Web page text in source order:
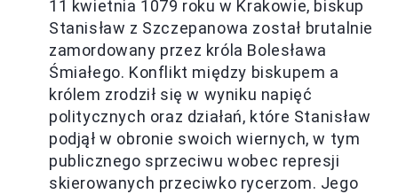
11 kwietnia 1079 roku w Krakowie, biskup
Stanisław z Szczepanowa został brutalnie
zamordowany przez króla Bolesława
Śmiałego. Konflikt między biskupem a
królem zrodził się w wyniku napięć
politycznych oraz działań, które Stanisław
podjął w obronie swoich wiernych, w tym
publicznego sprzeciwu wobec represji
skierowanych przeciwko rycerzom. Jego